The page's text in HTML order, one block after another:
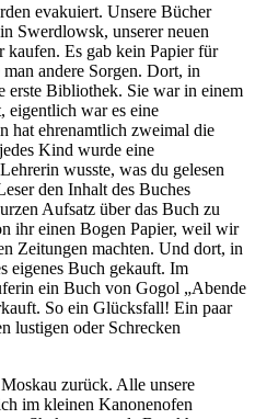
evakuiert. Unsere Bücher
Swerdlowsk, unserer neuen
Es gab kein Papier für
andere Sorgen. Dort, in
erste Bibliothek. Sie war in einem
eigentlich war es eine
hat ehrenamtlich zweimal die
Kind wurde eine
wusste, was du gelesen
den Inhalt des Buches
Aufsatz über das Buch zu
ihr einen Bogen Papier, weil wir
Zeitungen machten. Und dort, in
eigenes Buch gekauft. Im
ein Buch von Gogol
Abende
So ein Glücksfall! Ein paar
lustigen oder Schrecken
zurück. Alle unsere
im kleinen Kanonenofen